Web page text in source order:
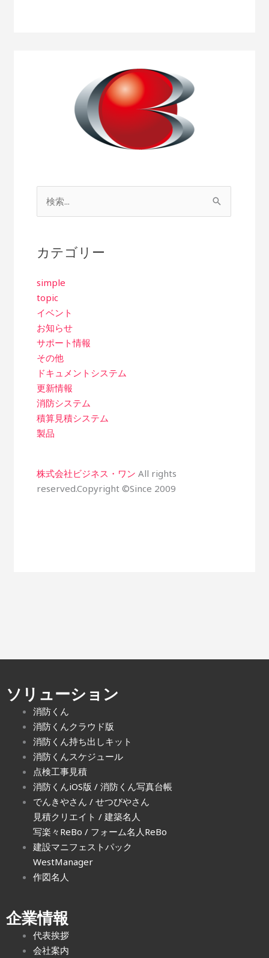
索
象:
カテゴリー
simple
topic
イベント
お知らせ
サポート情報
その他
ドキュメントシステム
更新情報
消防システム
積算見積システム
製品
株式会社ビジネス・ワン All rights
reserved.Copyright ©Since 2009
ソリューション
消防くん
消防くんクラウド版
消防くん持ち出しキット
消防くんスケジュール
点検工事見積
消防くんiOS版 / 消防くん写真台帳
でんきやさん / せつびやさん
見積クリエイト / 建築名人
写楽々ReBo / フォーム名人ReBo
建設マニフェストパック
WestManager
作図名人
企業情報
代表挨拶
会社案内